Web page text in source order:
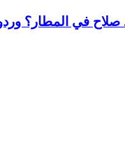
في المطار؟